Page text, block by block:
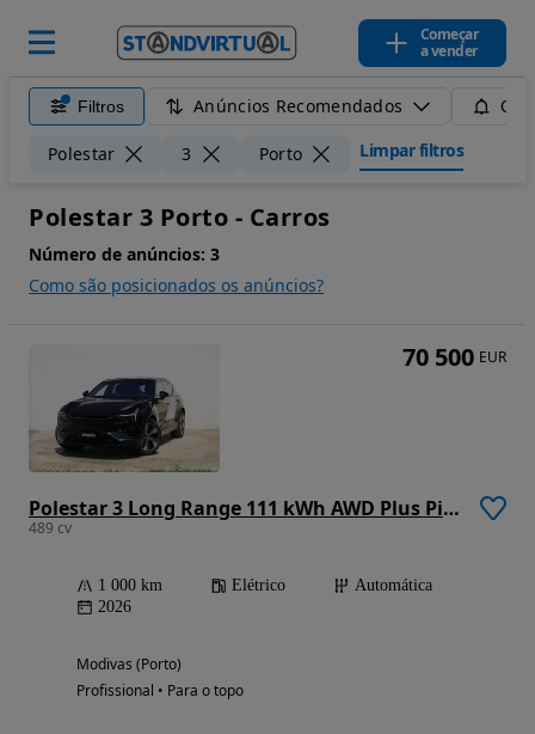
Começar
a vender
Filtros Anúncios Recomendados
Polestar 3 Porto Limpar filtros
Polestar 3 Porto - Carros
Número de anúncios: 3
Como são posicionados os anúncios?
Polestar 3 Long Range 111 kWh AWD Plus Pilot
489 cv
1 000 km Elétrico
Automática
2026
Modivas (Porto)
Profissional • Para o topo
70 500 EUR